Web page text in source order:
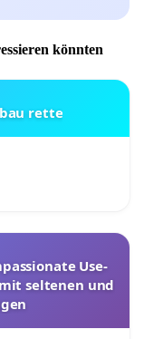
könnten
rette
Use-
seltenen und